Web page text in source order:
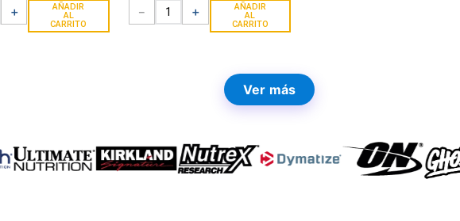
＋
AÑADIR
AL
CARRITO
＋
－
AÑADIR
AL
CARRITO
Ver más